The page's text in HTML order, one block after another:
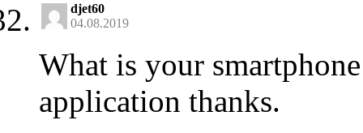
djet60
04.08.2019
What is your
application thanks.